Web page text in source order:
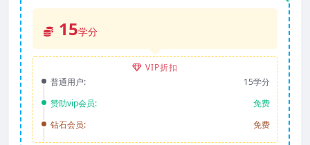
15学分
VIP折扣
普通用户:
15学分
赞助vip会员:
免费
钻石会员:
免费